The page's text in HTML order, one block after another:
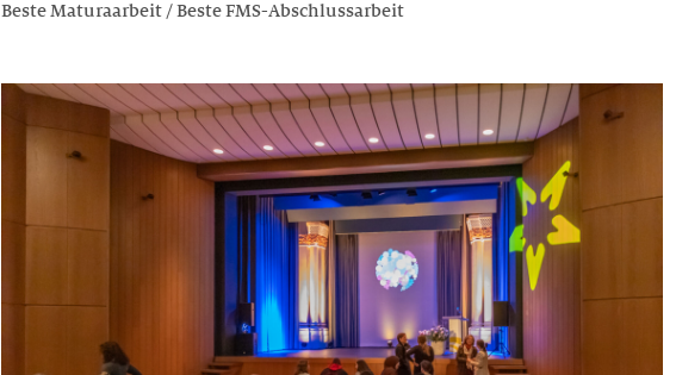
Beste Maturaarbeit / Beste FMS-Abschlussarbeit